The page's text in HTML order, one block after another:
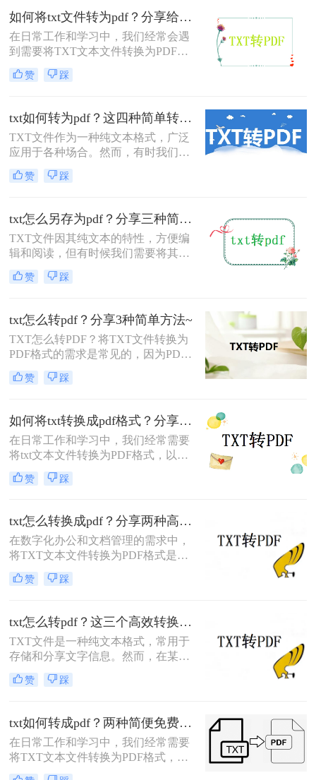
法，帮助您轻松将TXT文件转换为
PDF格式。
如何将txt文件转为pdf？分享给大家三个方法！
在日常工作和学习中，我们经常会遇
到需要将TXT文本文件转换为PDF格
式的情况。PDF格式不仅易于分享和
阅读，而且具有更好的格式稳定性和
PDF呢？以下将介绍三种常用的TXT
转PDF的方法，帮助您轻松实现文件
格式的转换。
赞 踩
txt如何转为pdf？这四种简单转换方法看一看！
TXT文件作为一种纯文本格式，广泛
应用于各种场合。然而，有时我们可
能需要将TXT文件转换为PDF格式，
以便更好地保留文件的格式和排版，
何转为pdf呢？本文将为您介绍四种将
TXT转为PDF的实用方法。
赞 踩
txt怎么另存为pdf？分享三种简单实用的方法！
TXT文件因其纯文本的特性，方便编
辑和阅读，但有时候我们需要将其转
换为PDF格式，以便更好地分享、打
印或保留原始格式。那么txt怎么另存
方法，帮助您轻松将TXT文件另存为
PDF。
赞 踩
txt怎么转pdf？分享3种简单方法~
TXT怎么转PDF？将TXT文件转换为
PDF格式的需求是常见的，因为PDF
格式可以保证文档的排版和格式在传
输过程中保持不变。本文将介绍几种
讨一些需要注意的事项。
赞 踩
如何将txt转换成pdf格式？分享给大家四个方法！
在日常工作和学习中，我们经常需要
将txt文本文件转换为PDF格式，以便
更好地分享、保存或打印。那么如何
将txt转换成pdf格式呢？以下将介绍四
参考。
赞 踩
txt怎么转换成pdf？分享两种高效方法！
在数字化办公和文档管理的需求中，
将TXT文本文件转换为PDF格式是一
项常见的任务。PDF格式因其良好的
跨平台兼容性和不易篡改性而广受欢
详细介绍两种不同的工具和方法，帮
助您轻松将TXT文件转换为PDF。
赞 踩
txt怎么转pdf？这三个高效转换方法你值得拥有！
TXT文件是一种纯文本格式，常用于
存储和分享文字信息。然而，在某些
情况下，我们可能需要将TXT文件转
换为PDF格式，以便更好地保留格
怎么转PDF呢？本文将为您介绍三种
将TXT转换为PDF的实用方法。
赞 踩
txt如何转成pdf？两种简便免费方法分享！
在日常工作和学习中，我们经常需要
将TXT文本文件转换为PDF格式，以
便更好地保留文件的内容和格式，或